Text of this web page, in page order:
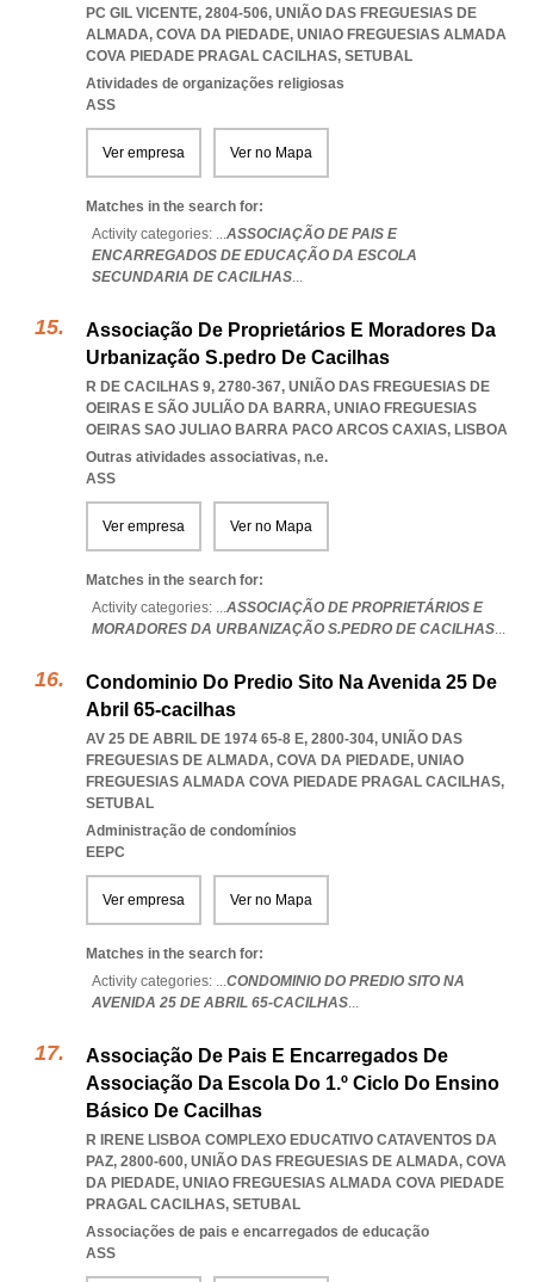
PC GIL VICENTE, 2804-506, UNIÃO DAS FREGUESIAS DE
ALMADA, COVA DA PIEDADE, UNIAO FREGUESIAS ALMADA
COVA PIEDADE PRAGAL CACILHAS, SETUBAL
Atividades de organizações religiosas
ASS
Ver empresa Ver no Mapa
Matches in the search for:
Activity categories: ...ASSOCIAÇÃO DE PAIS E
ENCARREGADOS DE EDUCAÇÃO DA ESCOLA
SECUNDARIA DE CACILHAS...
Associação De Proprietários E Moradores Da
Urbanização S.pedro De Cacilhas
R DE CACILHAS 9, 2780-367, UNIÃO DAS FREGUESIAS DE
OEIRAS E SÃO JULIÃO DA BARRA, UNIAO FREGUESIAS
OEIRAS SAO JULIAO BARRA PACO ARCOS CAXIAS, LISBOA
Outras atividades associativas, n.e.
ASS
Ver empresa Ver no Mapa
Matches in the search for:
Activity categories: ...ASSOCIAÇÃO DE PROPRIETÁRIOS E
MORADORES DA URBANIZAÇÃO S.PEDRO DE CACILHAS...
Condominio Do Predio Sito Na Avenida 25 De
Abril 65-cacilhas
AV 25 DE ABRIL DE 1974 65-8 E, 2800-304, UNIÃO DAS
FREGUESIAS DE ALMADA, COVA DA PIEDADE, UNIAO
FREGUESIAS ALMADA COVA PIEDADE PRAGAL CACILHAS,
SETUBAL
Administração de condomínios
EEPC
Ver empresa Ver no Mapa
Matches in the search for:
Activity categories: ...CONDOMINIO DO PREDIO SITO NA
AVENIDA 25 DE ABRIL 65-CACILHAS...
Associação De Pais E Encarregados De
Associação Da Escola Do 1.º Ciclo Do Ensino
Básico De Cacilhas
R IRENE LISBOA COMPLEXO EDUCATIVO CATAVENTOS DA
PAZ, 2800-600, UNIÃO DAS FREGUESIAS DE ALMADA, COVA
DA PIEDADE, UNIAO FREGUESIAS ALMADA COVA PIEDADE
PRAGAL CACILHAS, SETUBAL
Associações de pais e encarregados de educação
ASS